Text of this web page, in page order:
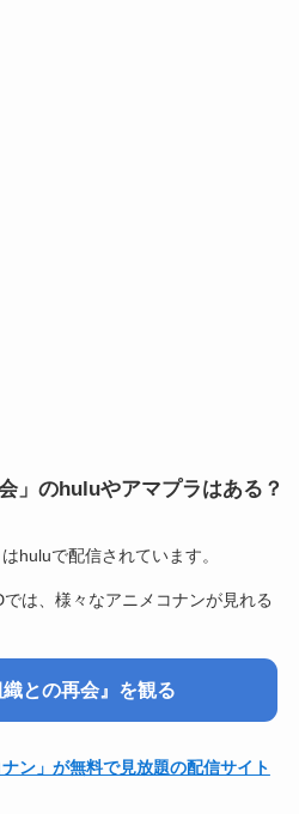
」のhuluやアマプラはある？
huluで配信されています。
は、様々なアニメコナンが見れる
との再会』を観る
ン」が無料で見放題の配信サイト